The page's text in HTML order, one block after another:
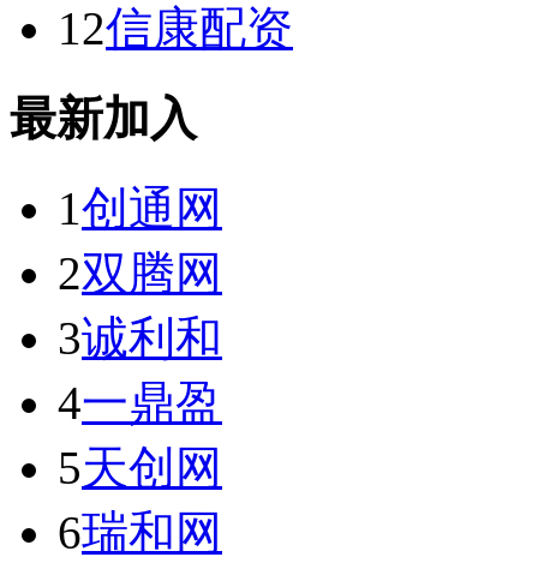
12信康配资
最新加入
1创通网
2双腾网
3诚利和
4一鼎盈
5天创网
6瑞和网